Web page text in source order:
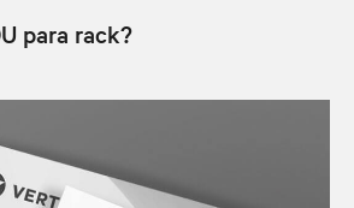
para rack?